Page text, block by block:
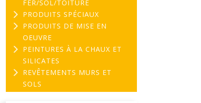
FER/SOL/TOITURE
PRODUITS SPÉCIAUX
PRODUITS DE MISE EN
OEUVRE
PEINTURES À LA CHAUX ET
SILICATES
REVÊTEMENTS MURS ET
SOLS
03
Peinture